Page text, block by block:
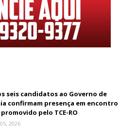
seis candidatos ao Governo de
confirmam presença em encontro
pelo TCE-RO
2026